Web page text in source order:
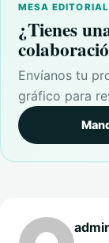
MESA EDITORIAL
¿Tienes
Envíanos tu
gráfico para